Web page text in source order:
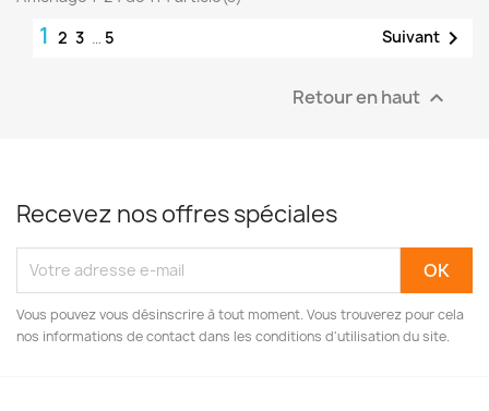
1 2 3 … 5 Suivant 
Retour en haut 
Recevez nos offres spéciales
Vous pouvez vous désinscrire à tout moment. Vous trouverez pour cela
nos informations de contact dans les conditions d'utilisation du site.